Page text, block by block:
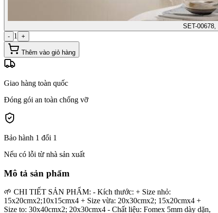
SET-
- 1 +
Thêm vào giỏ hàng
Giao hàng toàn quốc
Đóng gói an toàn chống vỡ
Bảo hành 1 đổi 1
Nếu có lỗi từ nhà sản xuất
Mô tả sản phẩm
🌱 CHI TIẾT SẢN PHẨM: - Kích thước: + Size nhỏ:
15x20cmx2;10x15cmx4 + Size vừa: 20x30cmx2; 15x20cmx4 +
Size to: 30x40cmx2; 20x30cmx4 - Chất liệu: Fomex 5mm dày dặn,